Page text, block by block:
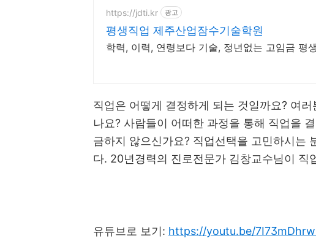
https://jdti.kr 광고
평생직업 제주산업잠수기술학원
학력, 이력, 연령보다 기술, 정년없는 고임금 평
직업은 어떻게 결정하게 되는 것일까요? 여러
나요? 사람들이 어떠한 과정을 통해 직업을
금하지 않으신가요? 직업선택을 고민하시는
다. 20년경력의 진로전문가 김창교수님이 직
유튜브로 보기: https://youtu.be/